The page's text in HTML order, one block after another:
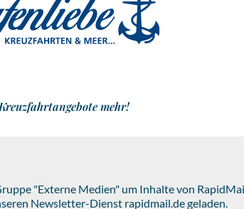
mehr!
"Externe Medien" um Inhalte von
Newsletter-Dienst rapidmail.de geladen.